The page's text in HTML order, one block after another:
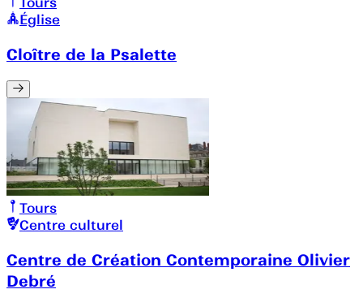
Église
Cloître de la Psalette
Tours
Centre culturel
Centre de Création Contemporaine Olivier
Debré